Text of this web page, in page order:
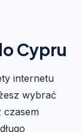
Cypru
internetu
wybrać
czasem